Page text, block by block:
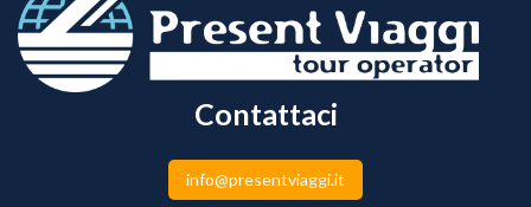
Contattaci
info@presentviaggi.it